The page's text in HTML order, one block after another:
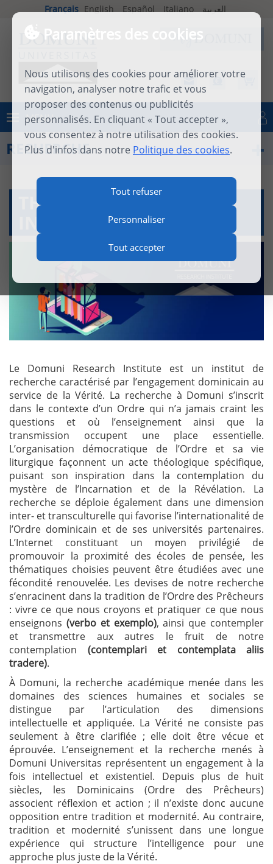
Paramètres des cookies
Nous utilisons des cookies pour améliorer votre
navigation, analyser notre trafic et vous
proposer des contenus ou publicités
personnalisés. En cliquant « Tout accepter »,
vous consentez à notre utilisation des cookies.
Plus d'infos dans notre Politique des cookies.
Tout refuser
Personnaliser
Tout accepter
Français English Español Italiano العربية
MENU Se connecter
RECHERCHE
THE DOMUNI RESEARCH
INSTITUTE (DRI)
Le Domuni Research Institute est un institut de
recherche caractérisé par l’engagement dominicain au
service de la Vérité. La recherche à Domuni s’inscrit
dans le contexte d’un Ordre qui n’a jamais craint les
questions et où l’enseignement ainsi que la
transmission occupent une place essentielle.
L’organisation démocratique de l’Ordre et sa vie
liturgique façonnent un acte théologique spécifique,
puisant son inspiration dans la contemplation du
mystère de l’Incarnation et de la Révélation. La
recherche se déploie également dans une dimension
inter- et transculturelle qui favorise l’internationalité de
l’Ordre dominicain et de ses universités partenaires.
L’Internet constituant un moyen privilégié de
promouvoir la proximité des écoles de pensée, les
thématiques choisies peuvent être étudiées avec une
fécondité renouvelée. Les devises de notre recherche
s’enracinent dans la tradition de l’Ordre des Prêcheurs
: vivre ce que nous croyons et pratiquer ce que nous
enseignons (verbo et exemplo), ainsi que contempler
et transmettre aux autres le fruit de notre
contemplation (contemplari et contemplata aliis
tradere).
À Domuni, la recherche académique menée dans les
domaines des sciences humaines et sociales se
distingue par l’articulation des dimensions
intellectuelle et appliquée. La Vérité ne consiste pas
seulement à être clarifiée ; elle doit être vécue et
éprouvée. L’enseignement et la recherche menés à
Domuni Universitas représentent un engagement à la
fois intellectuel et existentiel. Depuis plus de huit
siècles, les Dominicains (Ordre des Prêcheurs)
associent réflexion et action ; il n’existe donc aucune
opposition entre tradition et modernité. Au contraire,
tradition et modernité s’unissent dans une longue
expérience qui structure l’intelligence pour une
approche plus juste de la Vérité.